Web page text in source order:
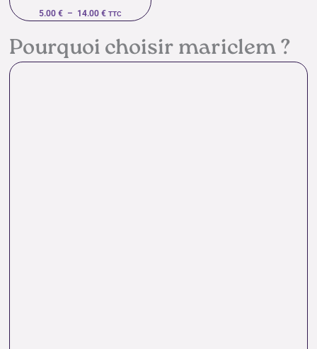
5.00€ – 14.00€ TTC
Pourquoi choisir mariclem ?